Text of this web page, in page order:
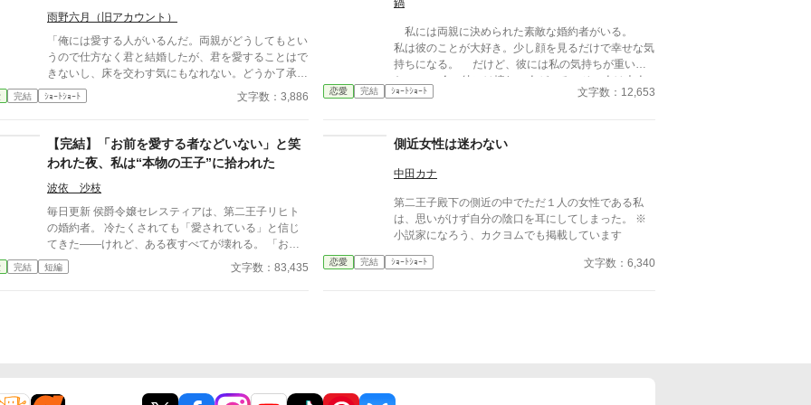
雨野六月（旧アカウント）
「俺には愛する人がいるんだ。両親がどうしてもとい
うので仕方なく君と結婚したが、君を愛することはで
きないし、床を交わす気にもなれない。どうか了承し
てほしい」 結婚式の晩、新妻クロエが夫ロバートか
ら要求されたのは、お飾りの妻になることだった。
諭されて、クロエはそれを受け入れる。そして――
完結 ｼｮｰﾄｼｮｰﾄ 文字数：3,886
鍋
私には両親に決められた素敵な婚約者がいる。
私は彼のことが大好き。少し顔を見るだけで幸せな気
持ちになる。 だけど、彼には私の気持ちが重いみ
たい。 今、彼には憧れの人がいる。その人は大人
びた雰囲気をもつ二つ上の先輩。 彼は心は自由で
裂けそうになる。 友人たちは言う。お互いに干渉
だから私は彼が自由になれるように、魔女にこの激
ッピーエンドではありません。 ※短いお話でサクサ
クと進めたいと思います。
恋愛 完結 ｼｮｰﾄｼｮｰﾄ 文字数：12,653
【完結】「お前を愛する者などいない」と笑
われた夜、私は“本物の王子”に拾われた
波依 沙枝
毎日更新 侯爵令嬢セレスティアは、第二王子リヒト
の婚約者。 冷たくされても「愛されている」と信じ
てきた――けれど、ある夜すべてが壊れる。 「お前
みたいな女を愛する者などいない」 絶望の底で手を
差し伸べたのは、“本当の王子”だった。 これは、捨て
完結 短編 文字数：83,435
側近女性は迷わない
中田カナ
第二王子殿下の側近の中でただ１人の女性である私
は、思いがけず自分の陰口を耳にしてしまった。 ※
小説家になろう、カクヨムでも掲載しています
恋愛 完結 ｼｮｰﾄｼｮｰﾄ 文字数：6,340